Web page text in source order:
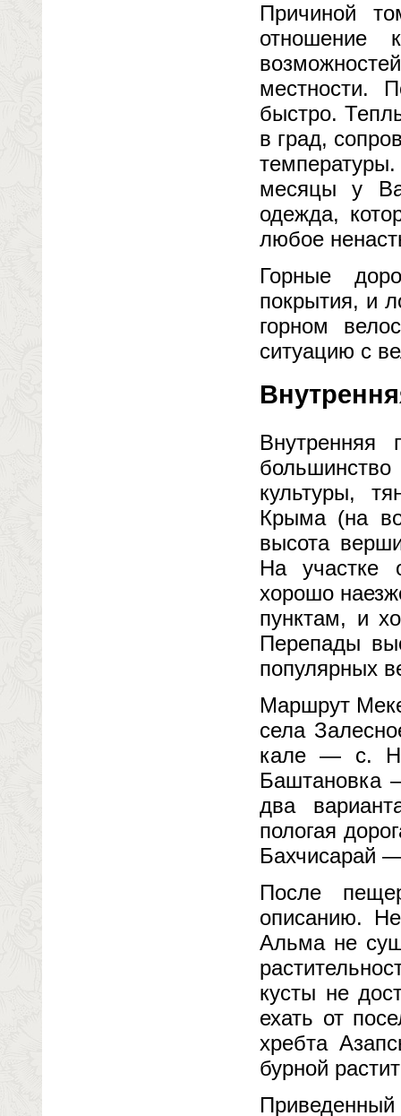
Причиной
отношение
местности.
быстро.
в град,
месяцы у
одежда,
любое
Горные
покрытия, и
горном
ситуацию с
Внутренняя
культуры,
Крыма (на
высота
На участке
хорошо
пунктам, и
Перепады
популярных
Маршрут
села
кале — с.
Баштановка
два
пологая
Бахчисарай
После
описанию.
Альма не
кусты не
ехать от
хребта
бурной